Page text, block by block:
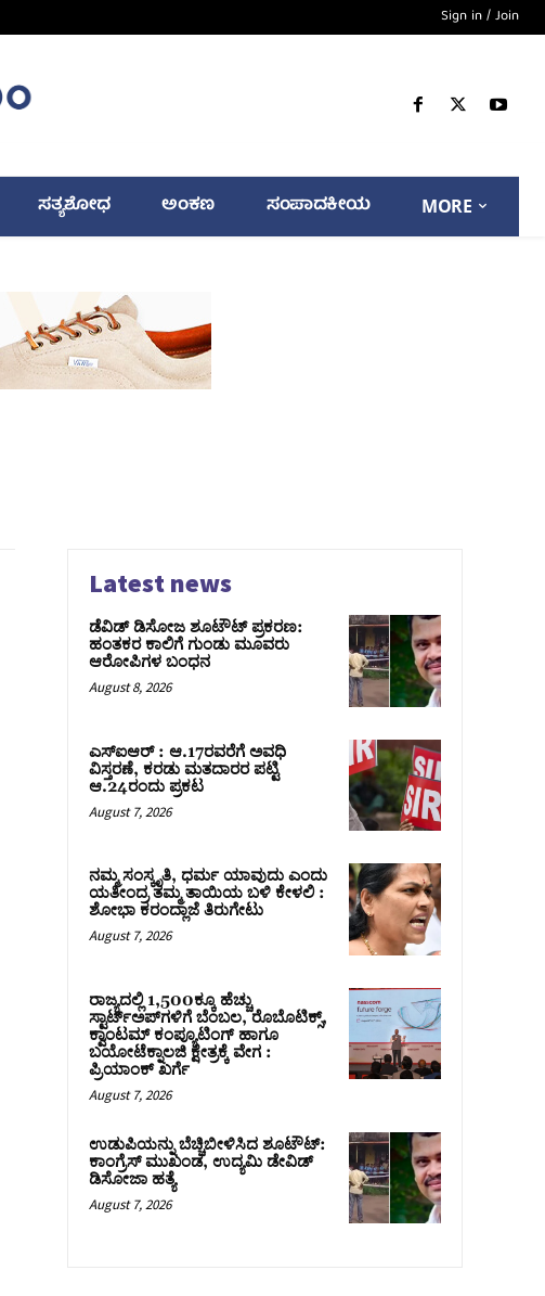
Sign in / Join
ಸತ್ಯಶೋಧ ಅಂಕಣ ಸಂಪಾದಕೀಯ MORE
Latest news
ಡೆವಿಡ್ ಡಿಸೋಜ ಶೂಟೌಟ್ ಪ್ರಕರಣ:
ಹಂತಕರ ಕಾಲಿಗೆ ಗುಂಡು ಮೂವರು
ಆರೋಪಿಗಳ ಬಂಧನ
August 8, 2026
ಎಸ್‌ಐಆರ್‌ : ಆ.17ರವರೆಗೆ ಅವಧಿ
ವಿಸ್ತರಣೆ, ಕರಡು ಮತದಾರರ ಪಟ್ಟಿ
ಆ.24ರಂದು ಪ್ರಕಟ
August 7, 2026
ನಮ್ಮ ಸಂಸ್ಕೃತಿ, ಧರ್ಮ ಯಾವುದು ಎಂದು
ಯತೀಂದ್ರ ತಮ್ಮ ತಾಯಿಯ ಬಳಿ ಕೇಳಲಿ :
ಶೋಭಾ ಕರಂದ್ಲಾಜೆ ತಿರುಗೇಟು
August 7, 2026
ರಾಜ್ಯದಲ್ಲಿ 1,500ಕ್ಕೂ ಹೆಚ್ಚು
ಸ್ಟಾರ್ಟ್‌ಅಪ್‌ಗಳಿಗೆ ಬೆಂಬಲ, ರೊಬೊಟಿಕ್ಸ್,
ಕ್ವಾಂಟಮ್ ಕಂಪ್ಯೂಟಿಂಗ್ ಹಾಗೂ
ಬಯೋಟೆಕ್ನಾಲಜಿ ಕ್ಷೇತ್ರಕ್ಕೆ ವೇಗ :
ಪ್ರಿಯಾಂಕ್‌ ಖರ್ಗೆ
August 7, 2026
ಉಡುಪಿಯನ್ನು ಬೆಚ್ಚಿಬೀಳಿಸಿದ ಶೂಟೌಟ್‌:
ಕಾಂಗ್ರೆಸ್‌ ಮುಖಂಡ, ಉದ್ಯಮಿ ಡೇವಿಡ್
ಡಿಸೋಜಾ ಹತ್ಯೆ
August 7, 2026